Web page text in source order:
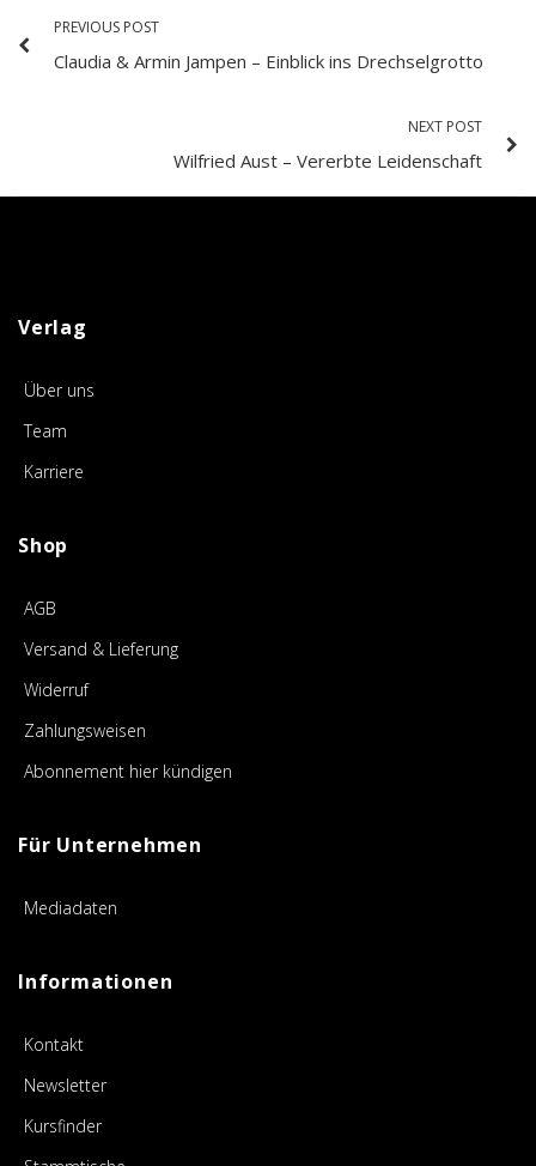
PREVIOUS POST
Claudia & Armin Jampen – Einblick ins Drechselgrotto
NEXT POST
Wilfried Aust – Vererbte Leidenschaft
Verlag
Über uns
Team
Karriere
Shop
AGB
Versand & Lieferung
Widerruf
Zahlungsweisen
Abonnement hier kündigen
Für Unternehmen
Mediadaten
Informationen
Kontakt
Newsletter
Kursfinder